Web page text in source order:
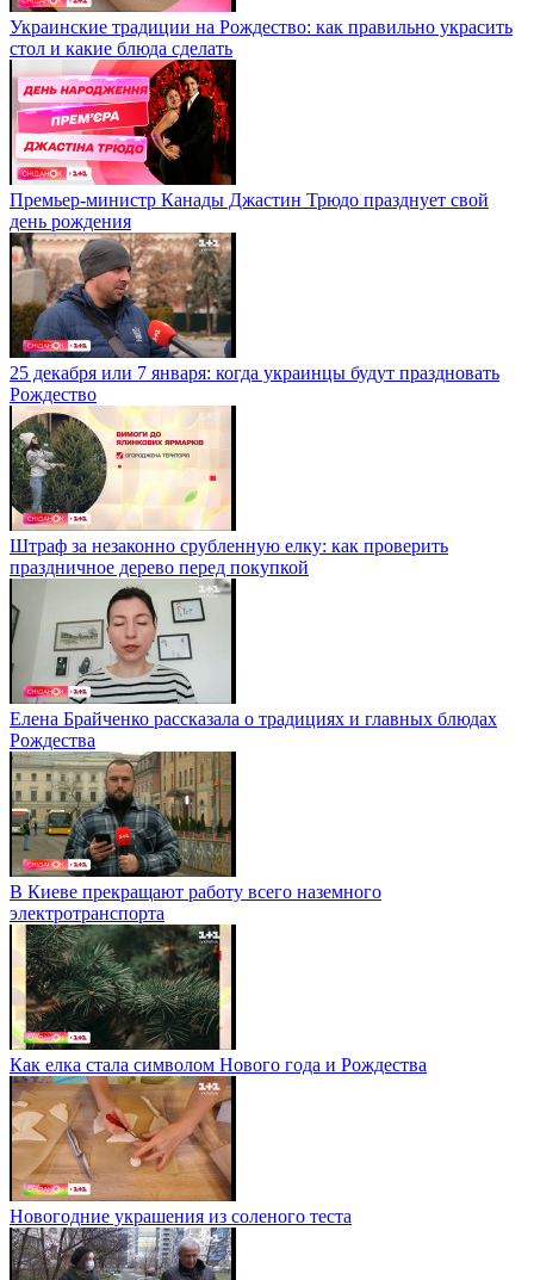
Украинские традиции на Рождество: как правильно украсить
стол и какие блюда сделать
Премьер-министр Канады Джастин Трюдо празднует свой
день рождения
25 декабря или 7 января: когда украинцы будут праздновать
Рождество
Штраф за незаконно срубленную елку: как проверить
праздничное дерево перед покупкой
Елена Брайченко рассказала о традициях и главных блюдах
Рождества
В Киеве прекращают работу всего наземного
электротранспорта
Как елка стала символом Нового года и Рождества
Новогодние украшения из соленого теста